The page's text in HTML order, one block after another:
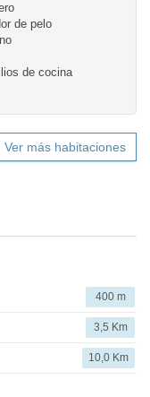
de pelo
de cocina
Ver más habitaciones
400 m
3,5 Km
10,0 Km